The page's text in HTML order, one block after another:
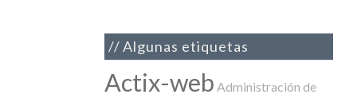
Algunas etiquetas
Actix-web Administración de